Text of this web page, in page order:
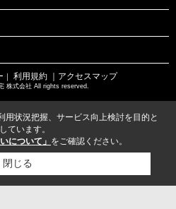
｜ 利用規約 ｜アクセスマップ
株式会社 All rights reserved.
用状況把握、サービス向上検討を目的と
ています。
について」 をご確認ください。
閉じる